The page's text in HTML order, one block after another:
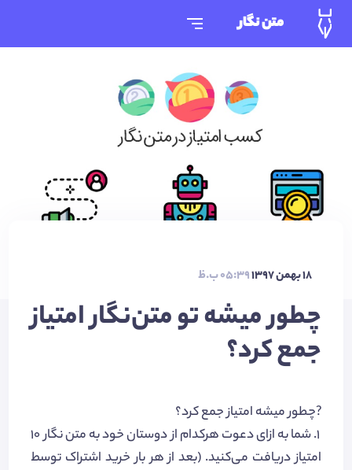
متن نگار
18 بهمن 1397
چطور میشه تو متن‌نگار امتیاز
جمع کرد؟
?چطور میشه امتیاز جمع کرد؟
۱. شما به ازای دعوت هرکدام از دوستان خود به متن نگار 10
امتیاز دریافت می‌کنید. (بعد از هر بار خرید اشتراک توسط